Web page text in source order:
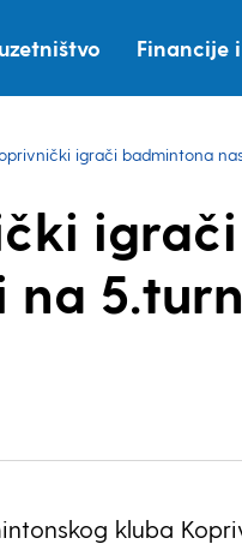
Financije
igrači badmintona
na
kluba